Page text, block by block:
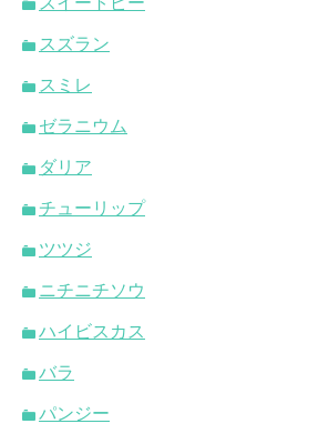
スズラン
スミレ
ゼラニウム
ダリア
チューリップ
ツツジ
ニチニチソウ
ハイビスカス
バラ
パンジー